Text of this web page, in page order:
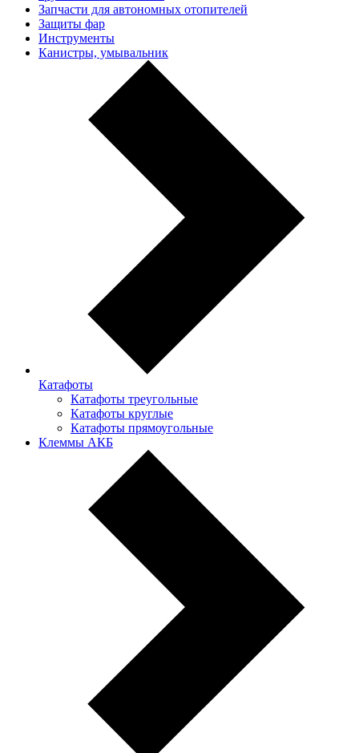
Запчасти для автономных отопителей
Защиты фар
Инструменты
Канистры, умывальник
Катафоты
Катафоты треугольные
Катафоты круглые
Катафоты прямоугольные
Клеммы АКБ